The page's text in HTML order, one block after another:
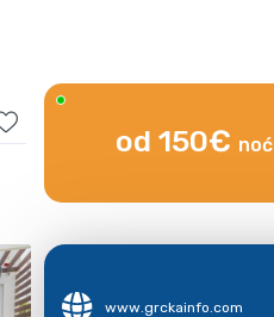
od 150€ noć
www.grckainfo.com